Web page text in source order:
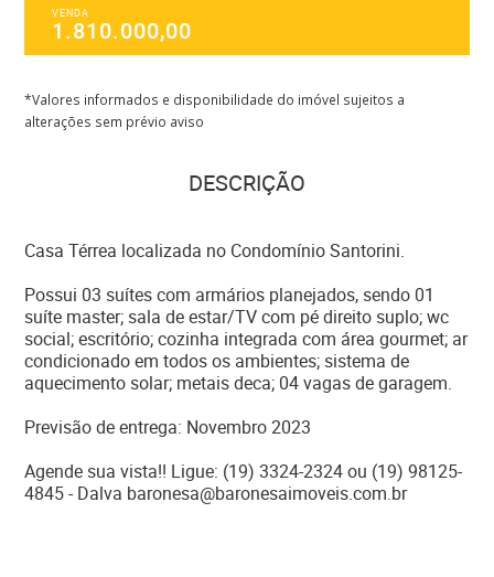
VENDA
1.810.000,00
*Valores informados e disponibilidade do imóvel sujeitos a
alterações sem prévio aviso
DESCRIÇÃO
Casa Térrea localizada no Condomínio Santorini.
Possui 03 suítes com armários planejados, sendo 01
suíte master; sala de estar/TV com pé direito suplo; wc
social; escritório; cozinha integrada com área gourmet; ar
condicionado em todos os ambientes; sistema de
aquecimento solar; metais deca; 04 vagas de garagem.
Previsão de entrega: Novembro 2023
Agende sua vista!! Ligue: (19) 3324-2324 ou (19) 98125-
4845 - Dalva baronesa@baronesaimoveis.com.br